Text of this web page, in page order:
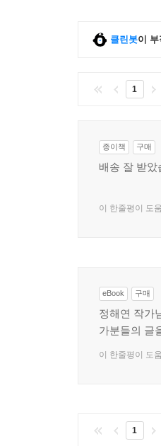
‘나’는 코마 상
‘나’의 말이 맞
공부방을 운영
드러나면서 전
애처롭게만 보
클린봇이
1
종이책 구매
배송 잘 받
이 한줄평이 도
eBook 구매
정해연 작가
가분들의 글
이 한줄평이 도
1